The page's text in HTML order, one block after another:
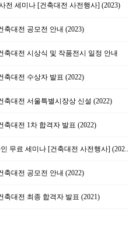
전 세미나 [건축대전 사전행사] (2023)
축대전 공모전 안내 (2023)
축대전 시상식 및 작품전시 일정 안내
축대전 수상자 발표 (2022)
축대전 서울특별시장상 신설 (2022)
축대전 1차 합격자 발표 (2022)
무료 세미나 [건축대전 사전행사] (202..
축대전 공모전 안내 (2022)
축대전 최종 합격자 발표 (2021)